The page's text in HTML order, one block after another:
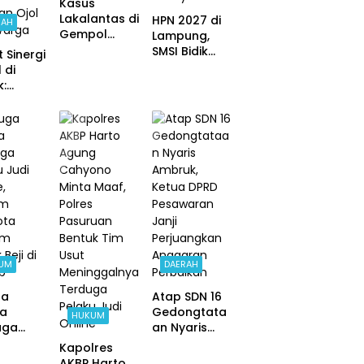
Sinergi
di
Ojol
Kasus
Lakalantas di
Gempol
Rizqullah
HPN 2027 di
Lampung,
SMSI Bidik
Sebagai
Ekspedisi
Budaya
HUKUM
Kapolres
DAERAH
Atap SDN 16
Gedongtata
an Nyaris